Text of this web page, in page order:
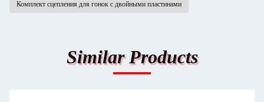
Комплект сцепления для гонок с двойными пластинами
Similar Products